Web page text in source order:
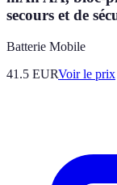
secours et de
Batterie Mobile
41.5 EURVoir le prix